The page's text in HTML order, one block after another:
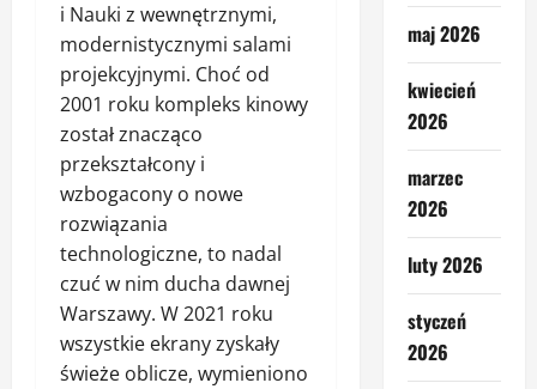
i Nauki z wewnętrznymi,
modernistycznymi salami
projekcyjnymi. Choć od
2001 roku kompleks kinowy
został znacząco
przekształcony i
wzbogacony o nowe
rozwiązania
technologiczne, to nadal
czuć w nim ducha dawnej
Warszawy. W 2021 roku
wszystkie ekrany zyskały
świeże oblicze, wymieniono
maj 2026
kwiecień
2026
marzec
2026
luty 2026
styczeń
2026